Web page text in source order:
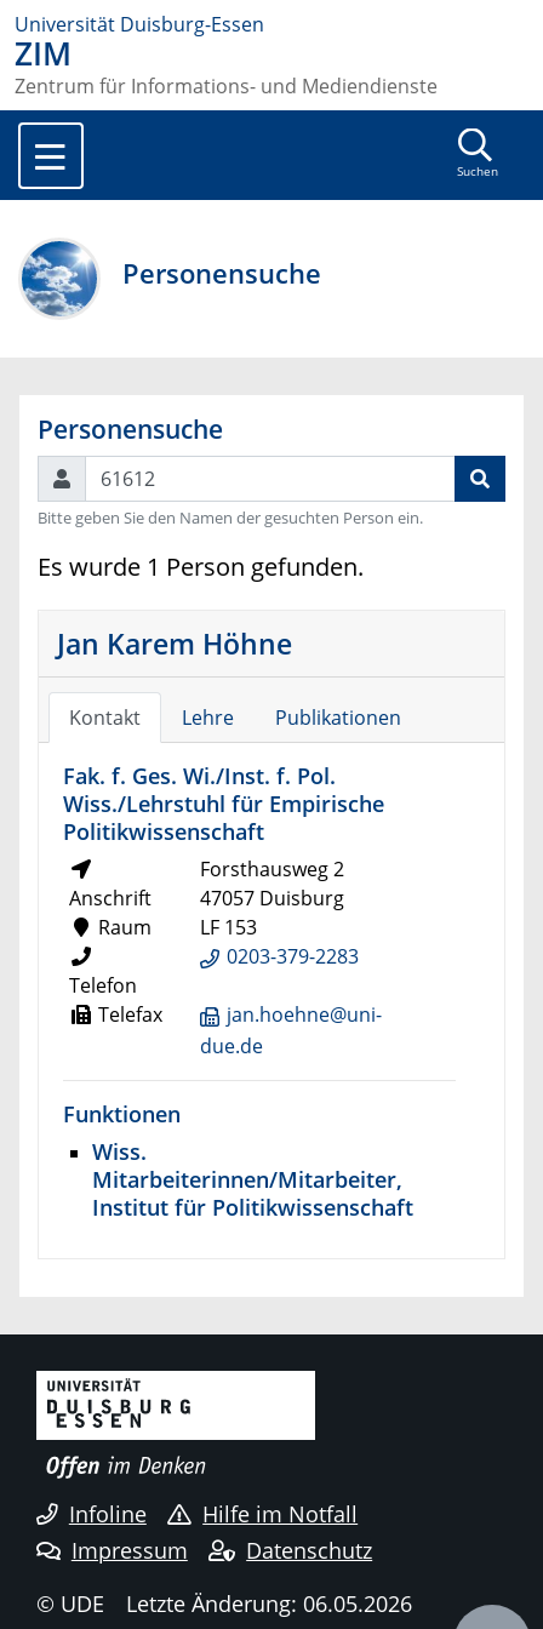
Universität Duisburg-Essen
ZIM
Zentrum für Informations- und Mediendienste
Suchen
Personensuche
Personensuche
Suchen
Bitte geben Sie den Namen der gesuchten Person ein.
Es wurde 1 Person gefunden.
Jan Karem Höhne
Kontakt Lehre Publikationen
Fak. f. Ges. Wi./Inst. f. Pol.
Wiss./Lehrstuhl für Empirische
Politikwissenschaft
Anschrift
Forsthausweg 2
47057 Duisburg
Raum
LF 153
Telefon
0203-379-2283
Telefax
jan.hoehne@uni-
due.de
Funktionen
Wiss.
Mitarbeiterinnen/Mitarbeiter,
Institut für Politikwissenschaft
Infoline
Hilfe im Notfall
Impressum
Datenschutz
© UDE
Letzte Änderung: 06.05.2026